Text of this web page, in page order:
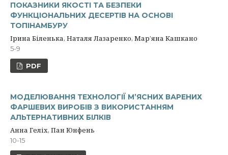
ПОКАЗНИКИ ЯКОСТІ ТА БЕЗПЕКИ
ФУНКЦІОНАЛЬНИХ ДЕСЕРТІВ НА ОСНОВІ
ТОПІНАМБУРУ
Ірина Біленька, Наталя Лазаренко, Мар’яна Кашкано
5-9
PDF
МОДЕЛЮВАННЯ ТЕХНОЛОГІЇ М’ЯСНИХ ВАРЕНИХ
ФАРШЕВИХ ВИРОБІВ З ВИКОРИСТАННЯМ
АЛЬТЕРНАТИВНИХ БІЛКІВ
Анна Геліх, Пан Юнфень
10-15